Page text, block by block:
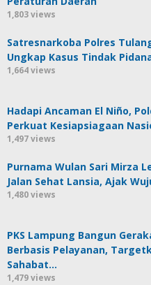
1,803 views
Satresnarkoba Polres
Ungkap Kasus Tindak
1,664 views
Hadapi Ancaman El Niño,
Perkuat Kesiapsiagaan
1,497 views
Purnama Wulan Sari Mirza
Jalan Sehat Lansia, Ajak
1,480 views
PKS Lampung Bangun
Berbasis Pelayanan,
Sahabat…
1,479 views